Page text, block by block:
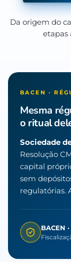
Da origem do
etapas
BACEN ·
Mesma
o ritual
Sociedade
Resolução
capital
sem
regulatórias.
BACEN